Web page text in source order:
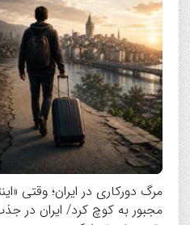
مرگ دورکاری در ایران؛ وقتی
مجبور به کوچ کرد/ ایران در